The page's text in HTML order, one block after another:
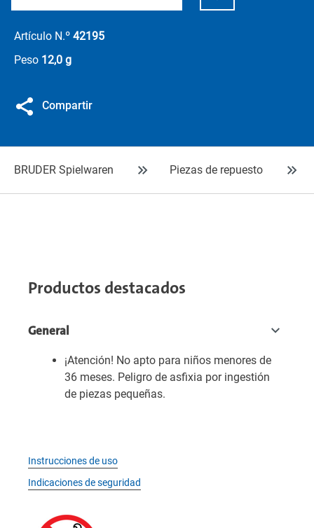
Artículo N.º 42195
Peso 12,0 g
Compartir
BRUDER Spielwaren Piezas de repuesto
Productos destacados
General
¡Atención! No apto para niños menores de
36 meses. Peligro de asfixia por ingestión
de piezas pequeñas.
Instrucciones de uso
Indicaciones de seguridad